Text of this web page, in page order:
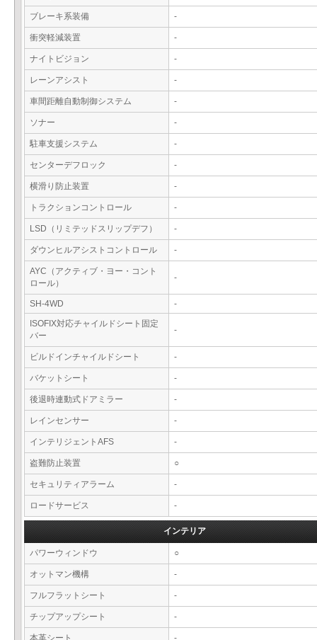
ブレーキ系装備 -
衝突軽減装置 -
ナイトビジョン -
レーンアシスト -
車間距離自動制御システム -
ソナー -
駐車支援システム -
センターデフロック -
横滑り防止装置 -
トラクションコントロール -
LSD（リミテッドスリップデフ） -
ダウンヒルアシストコントロール -
AYC（アクティブ・ヨー・コント
ロール）
-
SH-4WD
-
ISOFIX対応チャイルドシート固定
バー
-
ビルドインチャイルドシート -
バケットシート -
後退時連動式ドアミラー -
レインセンサー -
インテリジェントAFS -
盗難防止装置 ○
セキュリティアラーム -
ロードサービス -
インテリア
パワーウィンドウ ○
オットマン機構 -
フルフラットシート -
チップアップシート -
本革シート -